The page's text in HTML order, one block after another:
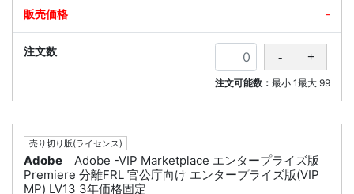
-
注文可能数： 最小 1最大 99
売り切り版(ライセンス)
Adobe
Adobe -VIP Marketplace エンタープライズ版
Premiere 分離FRL 官公庁向け エンタープライズ版(VIP
MP) LV13 3年価格固定